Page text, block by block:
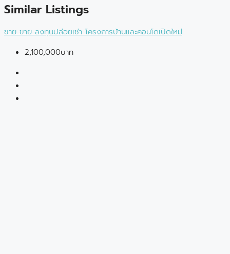
Similar Listings
ขาย ขาย ลงทุนปล่อยเช่า โครงการบ้านและคอนโดเปิดใหม่
2,100,000บาท